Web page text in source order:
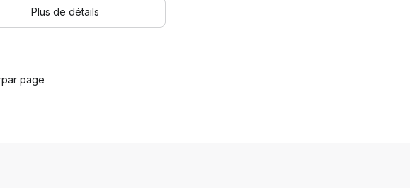
Plus de détails
par page